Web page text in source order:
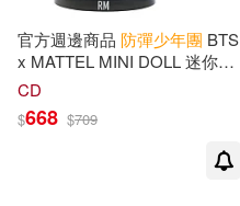
高寶(2)
可新加坡店取(244)
可菲律賓店取(301)
官方週邊商品 防彈少年團 BTS
x MATTEL MINI DOLL 迷你公
仔 (美國進口) RM
CD
$668 $709